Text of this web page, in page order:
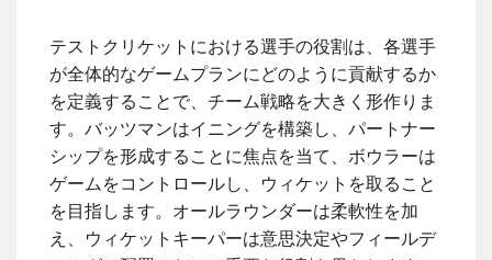
テストクリケットにおける選手の役割は、各選手
が全体的なゲームプランにどのように貢献するか
を定義することで、チーム戦略を大きく形作りま
す。バッツマンはイニングを構築し、パートナー
シップを形成することに焦点を当て、ボウラーは
ゲームをコントロールし、ウィケットを取ること
を目指します。オールラウンダーは柔軟性を加
え、ウィケットキーパーは意思決定やフィールデ